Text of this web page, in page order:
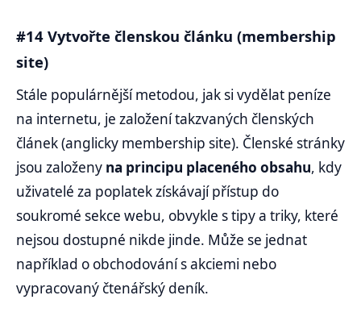
#14 Vytvořte členskou článku (membership
site)
Stále populárnější metodou, jak si vydělat peníze
na internetu, je založení takzvaných členských
článek (anglicky membership site). Členské stránky
jsou založeny na principu placeného obsahu, kdy
uživatelé za poplatek získávají přístup do
soukromé sekce webu, obvykle s tipy a triky, které
nejsou dostupné nikde jinde. Může se jednat
například o obchodování s akciemi nebo
vypracovaný čtenářský deník.